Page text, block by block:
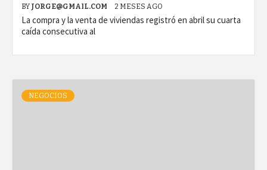
BY JORGE@GMAIL.COM 2 MESES AGO
La compra y la venta de viviendas registró en abril su cuarta
caída consecutiva al
NEGOCIOS